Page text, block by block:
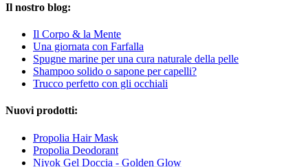
Il nostro blog:
Il Corpo & la Mente
Una giornata con Farfalla
Spugne marine per una cura naturale della pelle
Shampoo solido o sapone per capelli?
Trucco perfetto con gli occhiali
Nuovi prodotti:
Propolia Hair Mask
Propolia Deodorant
Niyok Gel Doccia - Golden Glow